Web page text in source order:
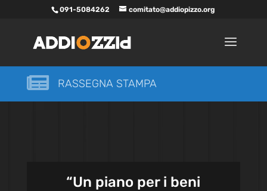
091-5084262 comitato@addiopizzo.org
 RASSEGNA STAMPA
“Un piano per i beni